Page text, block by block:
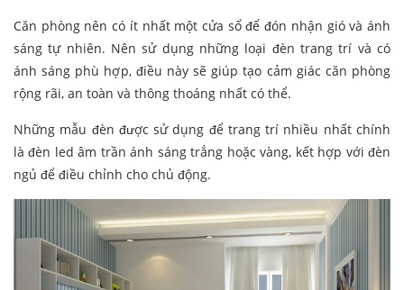
Căn phòng nên có ít nhất một cửa sổ để đón nhận gió và ánh
sáng tự nhiên. Nên sử dụng những loại đèn trang trí và có
ánh sáng phù hợp, điều này sẽ giúp tạo cảm giác căn phòng
rộng rãi, an toàn và thông thoáng nhất có thể.
Những mẫu đèn được sử dụng để trang trí nhiều nhất chính
là đèn led âm trần ánh sáng trắng hoặc vàng, kết hợp với đèn
ngủ để điều chỉnh cho chủ động.